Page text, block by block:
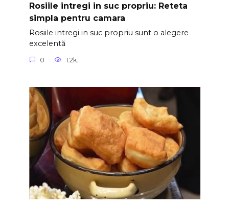
Rosiile intregi in suc propriu: Reteta
simpla pentru camara
Rosiile intregi in suc propriu sunt o alegere
excelentă
0 1.2k.